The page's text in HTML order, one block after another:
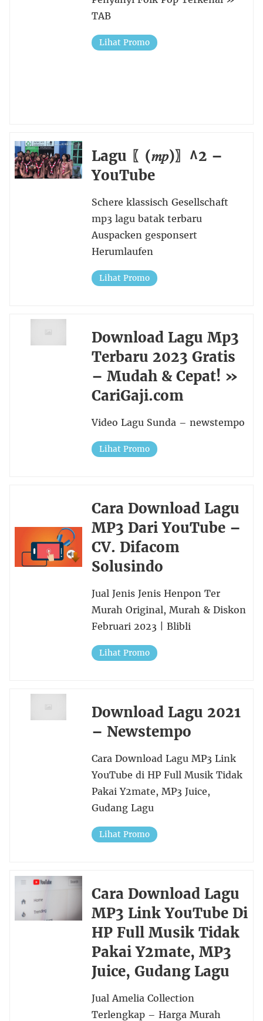
TAB
Lihat Promo
Lagu 〖(𝑚𝑝)〗^2 –
YouTube
Schere klassisch Gesellschaft
mp3 lagu batak terbaru
Auspacken gesponsert
Herumlaufen
Lihat Promo
Download Lagu Mp3
Terbaru 2023 Gratis
– Mudah & Cepat! »
CariGaji.com
Video Lagu Sunda – newstempo
Lihat Promo
Cara Download Lagu
MP3 Dari YouTube –
CV. Difacom
Solusindo
Jual Jenis Jenis Henpon Ter
Murah Original, Murah & Diskon
Februari 2023 | Blibli
Lihat Promo
Download Lagu 2021
– Newstempo
Cara Download Lagu MP3 Link
YouTube di HP Full Musik Tidak
Pakai Y2mate, MP3 Juice,
Gudang Lagu
Lihat Promo
Cara Download Lagu
MP3 Link YouTube Di
HP Full Musik Tidak
Pakai Y2mate, MP3
Juice, Gudang Lagu
Jual Amelia Collection
Terlengkap – Harga Murah